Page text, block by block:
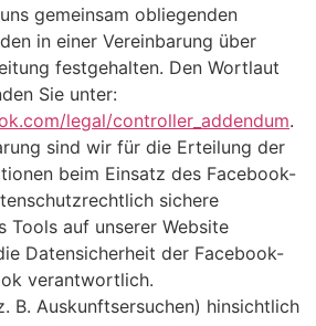
gemeinsam obliegenden
in einer Vereinbarung über
festgehalten. Den Wortlaut
Sie unter:
legal/controller_addendum.
sind wir für die Erteilung der
beim Einsatz des Facebook-
sichere
Tools auf unserer Website
Datensicherheit der Facebook-
verantwortlich.
B. Auskunftsersuchen) hinsichtlich